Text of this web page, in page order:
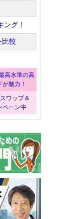
グ！
比較
高水準の高
魅力！
ワップ＆
ペーン中